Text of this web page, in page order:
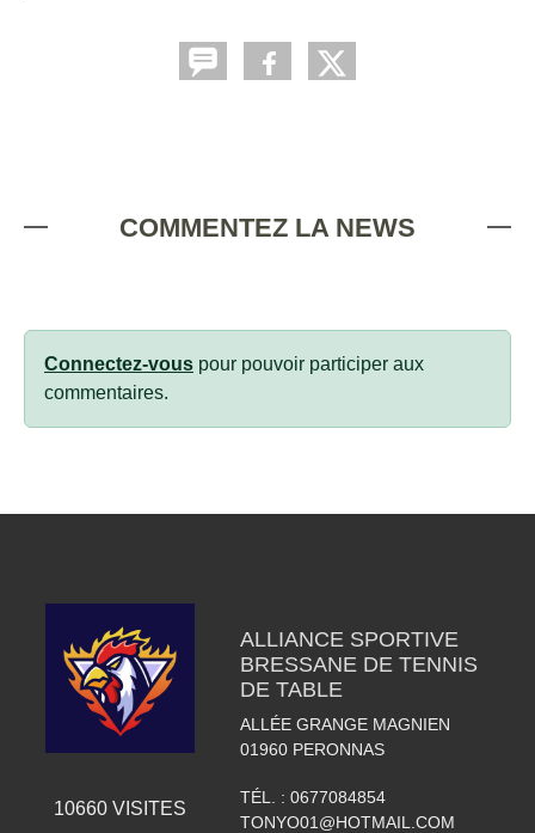
COMMENTEZ LA NEWS
Connectez-vous pour pouvoir participer aux
commentaires.
10660VISITES
ALLIANCE SPORTIVE
BRESSANE DE TENNIS
DE TABLE
ALLÉE GRANGE MAGNIEN
01960 PERONNAS
TÉL. : 0677084854
TONYO01@HOTMAIL.COM